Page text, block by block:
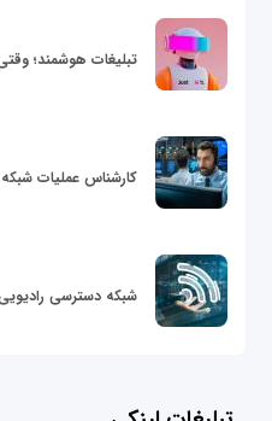
تبلیغات هوشمند؛
کارشناس عملیات
شبکه دسترسی